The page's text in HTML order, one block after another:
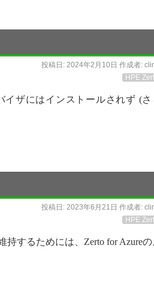
投稿日: 2024年2月10日 作成者:
HPE
イザにはインストールされず (さ
投稿日: 2023年6月21日 作成者:
HPE
するためには、Zerto for Azureの